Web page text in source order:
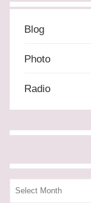
Blog
Photo
Radio
Archives